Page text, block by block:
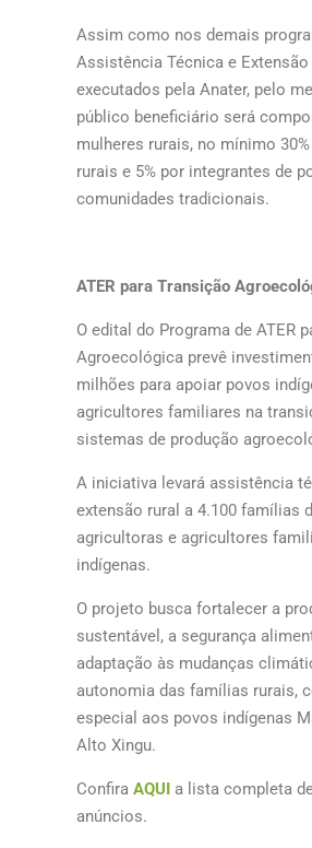
Assim como nos demais
Assistência Técnica e Extensão
executados pela Anater, pelo
público beneficiário será
mulheres rurais, no mínimo
rurais e 5% por integrantes de
comunidades tradicionais.
ATER para Transição
O edital do Programa de ATER
Agroecológica prevê
milhões para apoiar povos
agricultores familiares na
sistemas de produção
A iniciativa levará assistência
extensão rural a 4.100 famílias
agricultoras e agricultores
indígenas.
O projeto busca fortalecer a
sustentável, a segurança
adaptação às mudanças
autonomia das famílias rurais,
especial aos povos indígenas
Alto Xingu.
Confira AQUI a lista completa
anúncios.